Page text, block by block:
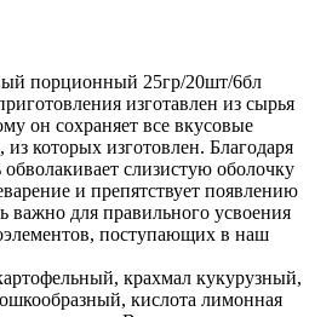
порционный 25гр/20шт/6бл
изготавлен из сырья
он сохраняет все вкусовые
из которых изготовлен. Благодаря
обволакивает слизистую оболочку
и препятствует появлению
важно для правильного усвоения
поступающих в наш
крахмал кукурузный,
кислота лимонная